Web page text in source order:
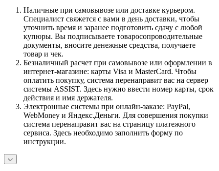
Наличные при самовывозе или доставке курьером.
Специалист свяжется с вами в день доставки, чтобы
уточнить время и заранее подготовить сдачу с любой
купюры. Вы подписываете товаросопроводительные
документы, вносите денежные средства, получаете
товар и чек.
Безналичный расчет при самовывозе или оформлении в
интернет-магазине: карты Visa и MasterCard. Чтобы
оплатить покупку, система перенаправит вас на сервер
системы ASSIST. Здесь нужно ввести номер карты, срок
действия и имя держателя.
Электронные системы при онлайн-заказе: PayPal,
WebMoney и Яндекс.Деньги. Для совершения покупки
система перенаправит вас на страницу платежного
сервиса. Здесь необходимо заполнить форму по
инструкции.